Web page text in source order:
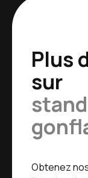
Plus
sur
Obtenez